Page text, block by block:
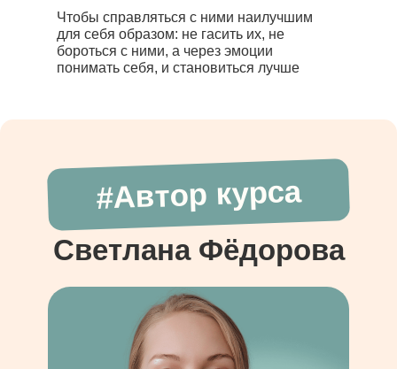
Чтобы справляться с ними наилучшим
для себя образом: не гасить их, не
бороться с ними, а через эмоции
понимать себя, и становиться лучше
Светлана Фёдорова
#Автор курса